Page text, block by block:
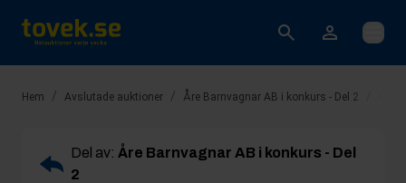
Öppna
Hem / Avslutade auktioner / Åre Barnvagnar AB i konkurs - Del 2
Del av: Åre Barnvagnar AB i konkurs - Del
2